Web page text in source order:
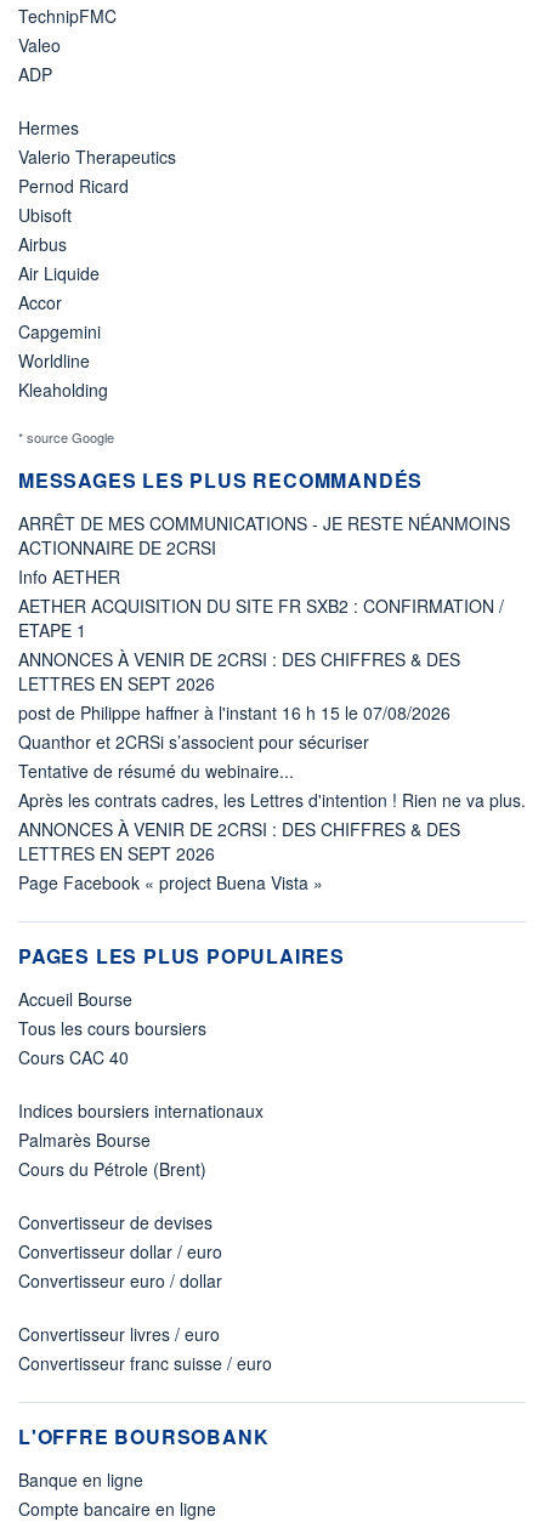
TechnipFMC
Valeo
ADP
Hermes
Valerio Therapeutics
Pernod Ricard
Ubisoft
Airbus
Air Liquide
Accor
Capgemini
Worldline
Kleaholding
* source Google
MESSAGES LES PLUS RECOMMANDÉS
ARRÊT DE MES COMMUNICATIONS - JE RESTE NÉANMOINS
ACTIONNAIRE DE 2CRSI
Info AETHER
AETHER ACQUISITION DU SITE FR SXB2 : CONFIRMATION /
ETAPE 1
ANNONCES À VENIR DE 2CRSI : DES CHIFFRES & DES
LETTRES EN SEPT 2026
post de Philippe haffner à l'instant 16 h 15 le 07/08/2026
Quanthor et 2CRSi s’associent pour sécuriser
Tentative de résumé du webinaire...
Après les contrats cadres, les Lettres d'intention ! Rien ne va plus.
ANNONCES À VENIR DE 2CRSI : DES CHIFFRES & DES
LETTRES EN SEPT 2026
Page Facebook « project Buena Vista »
PAGES LES PLUS POPULAIRES
Accueil Bourse
Tous les cours boursiers
Cours CAC 40
Indices boursiers internationaux
Palmarès Bourse
Cours du Pétrole (Brent)
Convertisseur de devises
Convertisseur dollar / euro
Convertisseur euro / dollar
Convertisseur livres / euro
Convertisseur franc suisse / euro
L'OFFRE BOURSOBANK
Banque en ligne
Compte bancaire en ligne